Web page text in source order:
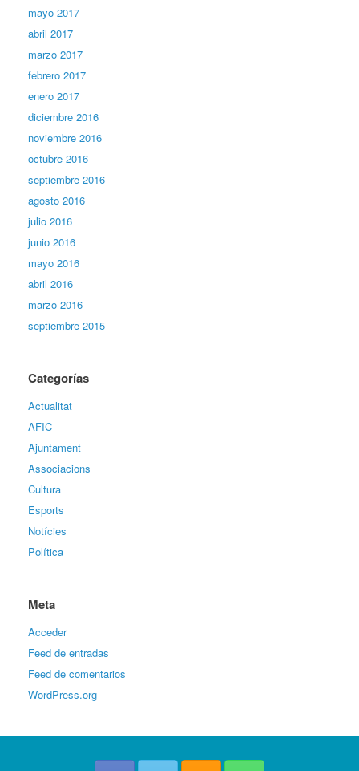
mayo 2017
abril 2017
marzo 2017
febrero 2017
enero 2017
diciembre 2016
noviembre 2016
octubre 2016
septiembre 2016
agosto 2016
julio 2016
junio 2016
mayo 2016
abril 2016
marzo 2016
septiembre 2015
Categorías
Actualitat
AFIC
Ajuntament
Associacions
Cultura
Esports
Notícies
Política
Meta
Acceder
Feed de entradas
Feed de comentarios
WordPress.org